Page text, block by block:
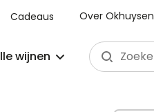
Cadeaus Over Okhuysen
wijnen